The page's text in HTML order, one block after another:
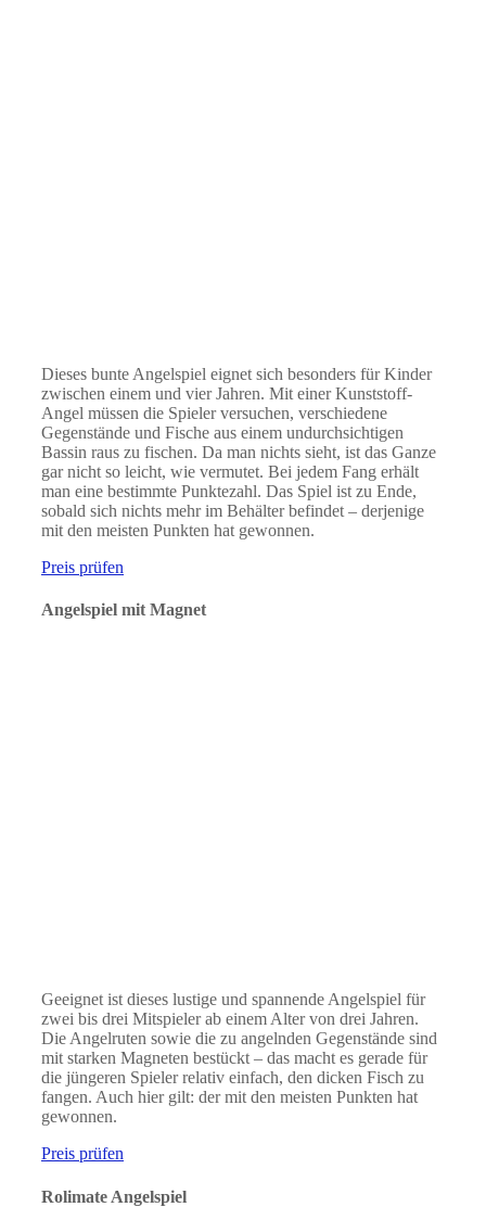
Dieses bunte Angelspiel eignet sich besonders für Kinder
zwischen einem und vier Jahren. Mit einer Kunststoff-
Angel müssen die Spieler versuchen, verschiedene
Gegenstände und Fische aus einem undurchsichtigen
Bassin raus zu fischen. Da man nichts sieht, ist das Ganze
gar nicht so leicht, wie vermutet. Bei jedem Fang erhält
man eine bestimmte Punktezahl. Das Spiel ist zu Ende,
sobald sich nichts mehr im Behälter befindet – derjenige
mit den meisten Punkten hat gewonnen.
Preis prüfen
Angelspiel mit Magnet
Geeignet ist dieses lustige und spannende Angelspiel für
zwei bis drei Mitspieler ab einem Alter von drei Jahren.
Die Angelruten sowie die zu angelnden Gegenstände sind
mit starken Magneten bestückt – das macht es gerade für
die jüngeren Spieler relativ einfach, den dicken Fisch zu
fangen. Auch hier gilt: der mit den meisten Punkten hat
gewonnen.
Preis prüfen
Rolimate Angelspiel